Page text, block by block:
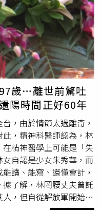
而且繼去年推出藤編造
全新「錦兔星夜」相框禮
，可自由換上喜歡的照
底金字logo包布封裝，
宴」早餐桌禮盒，將往年
除了藤編上蓋可留做家
或野餐時的拍照道具；
的便利性，盒內也獨家
台限量1,200組、售價
麻兔子餅乾」特選頂級
80%含油量、再融合牛
Stella詩特莉提供）
推出「錦兔迎春」公益
捐贈予陽光基金會，協
附贈由陽光基金會關懷
袋」，此款禮盒也首度
發之指定韓國團體行程
於活動網站完成登錄，
票或韓國精品大獎；不
，超優惠行程、機票任你
薦點。驚喜3. 「分享活
旅遊也沒關係，只要成
粉絲，活動期間每人
次，活動結束後將抽出
貨券一張，分享愈多
光公社也將於11/23的
就在韓國」線上直播活
社小編一同向大家分享
自駕遊攻略。當天看直
目一新，不但有韓國觀
推薦青瓦臺、春川樂高
恰恰」拍攝地等新興景
歲…離世前驚吐
陽時間正好60年
，由於情節太過離奇，
，精神科醫師認為，林
精神醫學上可能是「失
自認是少女朱秀華，而
讀、能寫、還懂會計，
了解，林罔腰丈夫曾託
，但自從解放軍開始炮